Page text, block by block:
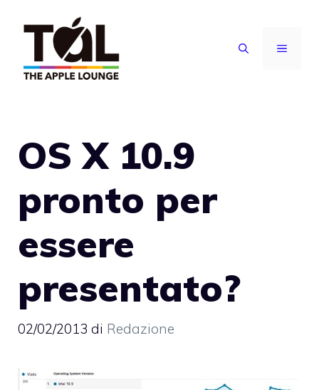
contenuto
MENU
OS X 10.9
pronto per
essere
presentato?
02/02/2013 di Redazione